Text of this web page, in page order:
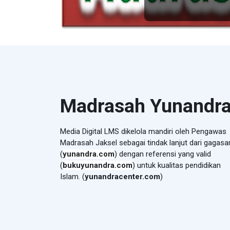
Madrasah
Media Digital LMS dikelola mandiri oleh Pengawas
Madrasah Jaksel sebagai tindak lanjut dari
(yunandra.com) dengan referensi yang valid
(bukuyunandra.com) untuk kualitas pendidikan
Islam. (yunandracenter.com)